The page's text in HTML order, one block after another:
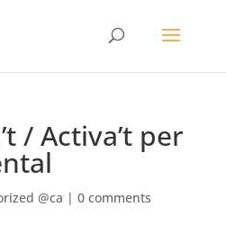
/ Activa’t per
@ca | 0 comments